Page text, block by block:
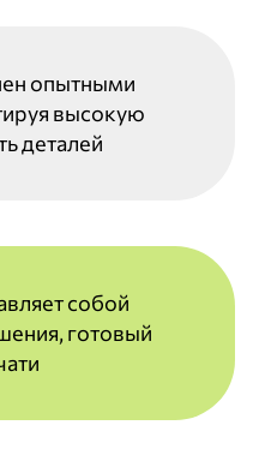
опытными
высокую
деталей
собой
готовый